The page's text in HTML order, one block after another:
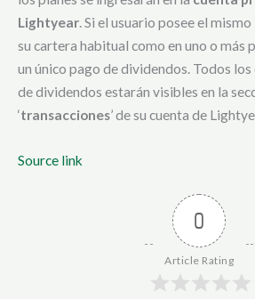
Lightyear. Si el usuario posee el
su cartera habitual como en uno o más
un único pago de dividendos. Todos
de dividendos estarán visibles en la
‘transacciones’ de su cuenta de
Source link
0
Article Rating